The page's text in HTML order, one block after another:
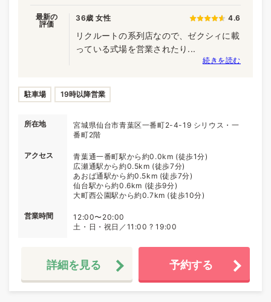
最新の
評価
36歳 女性 4.6
リクルートの系列店なので、ゼクシィに載
っている式場を営業されたり...
続きを読む
駐車場 19時以降営業
所在地
宮城県仙台市青葉区一番町2-4-19 シリウス・一
番町2階
アクセス
青葉通一番町駅から約0.0km (徒歩1分)
広瀬通駅から約0.5km (徒歩7分)
あおば通駅から約0.5km (徒歩7分)
仙台駅から約0.6km (徒歩9分)
大町西公園駅から約0.7km (徒歩10分)
営業時間
12:00〜20:00
土・日・祝日／11:00 ? 19:00
詳細を見る 予約する